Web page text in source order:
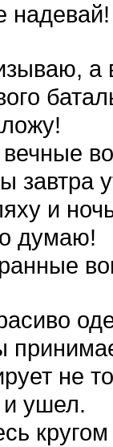
а
завтра
и
думаю!
не
ушел.